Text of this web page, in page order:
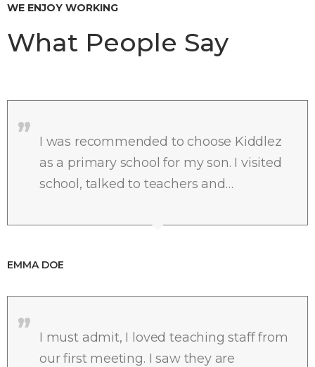
WE ENJOY WORKING
What People Say
I was recommended to choose Kiddlez
as a primary school for my son. I visited
school, talked to teachers and…
EMMA DOE
I must admit, I loved teaching staff from
our first meeting. I saw they are